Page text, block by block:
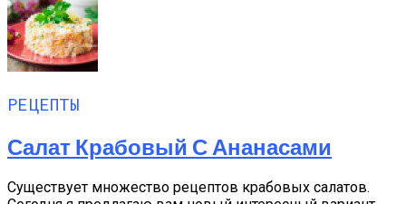
РЕЦЕПТЫ
Салат Крабовый С Ананасами
Существует множество рецептов крабовых салатов.